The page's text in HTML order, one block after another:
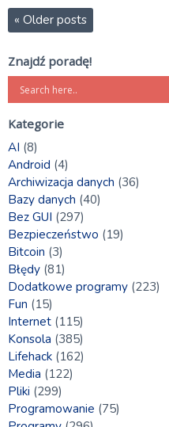
« Older posts
Znajdź poradę!
Kategorie
AI (8)
Android (4)
Archiwizacja danych (36)
Bazy danych (40)
Bez GUI (297)
Bezpieczeństwo (19)
Bitcoin (3)
Błędy (81)
Dodatkowe programy (223)
Fun (15)
Internet (115)
Konsola (385)
Lifehack (162)
Media (122)
Pliki (299)
Programowanie (75)